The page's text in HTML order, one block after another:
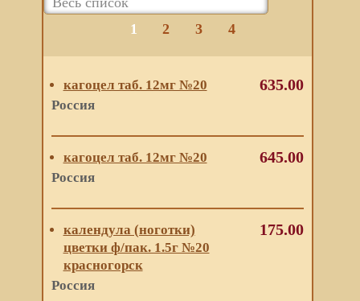
1 2 3 4
кагоцел таб. 12мг №20
Россия
635.00
кагоцел таб. 12мг №20
Россия
645.00
календула (ноготки)
цветки ф/пак. 1.5г №20
красногорск
Россия
175.00